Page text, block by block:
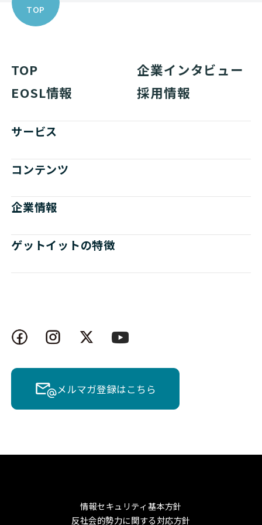
TOP
TOP
企業インタビュー
EOSL情報
採用情報
サービス
コンテンツ
企業情報
ゲットイットの特徴
メルマガ登録はこちら
情報セキュリティ基本方針
反社会的勢力に関する対応方針